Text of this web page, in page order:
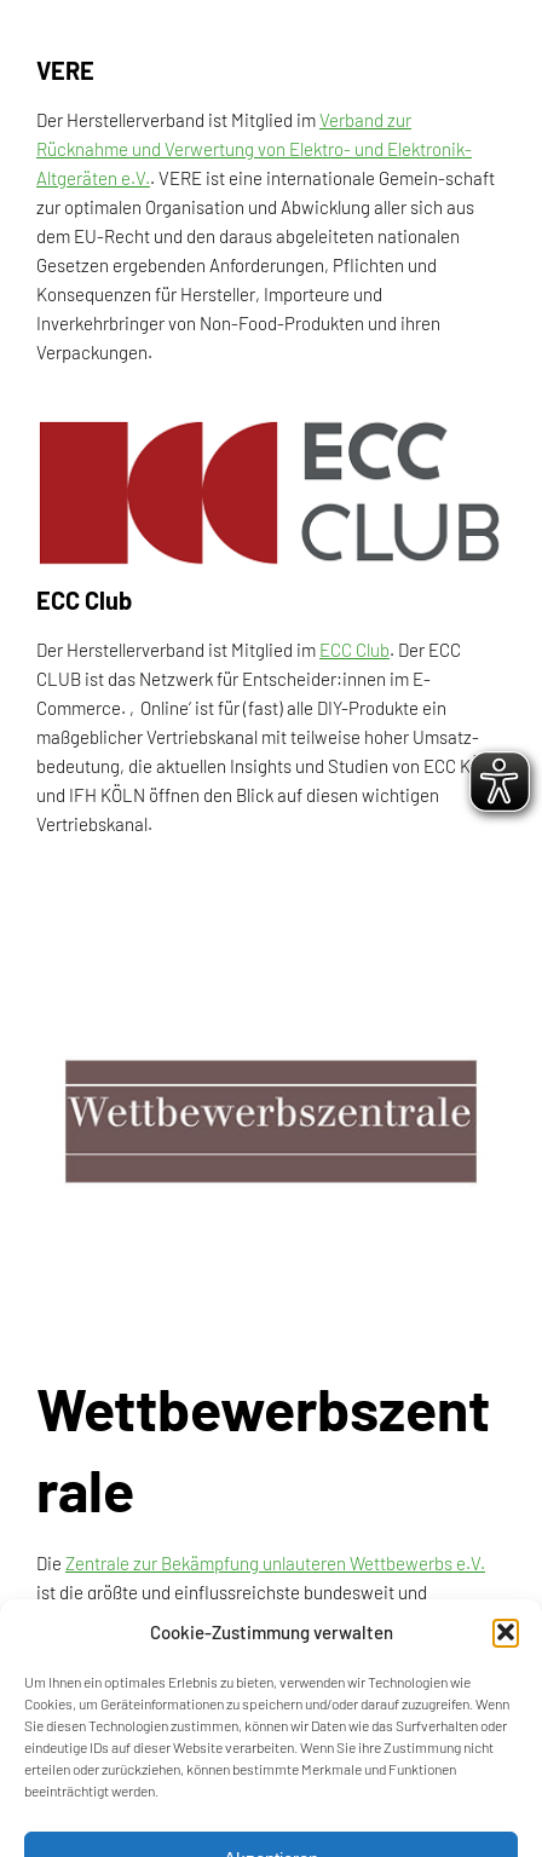
Cookie-Zustimmung verwalten
Um Ihnen ein optimales Erlebnis zu bieten, verwenden wir Technologien wie
Cookies, um Geräteinformationen zu speichern und/oder darauf zuzugreifen. Wenn
Sie diesen Technologien zustimmen, können wir Daten wie das Surfverhalten oder
eindeutige IDs auf dieser Website verarbeiten. Wenn Sie ihre Zustimmung nicht
erteilen oder zurückziehen, können bestimmte Merkmale und Funktionen
beeinträchtigt werden.
VERE
Der Herstellerverband ist Mitglied imVerband zur
Rücknahme und Verwertung von Elektro- und Elektronik-
Altgeräten e.V.. VERE ist eine internationale Gemein-schaft
zur optimalen Organisation und Abwicklung aller sich aus
dem EU-Recht und den daraus abgeleiteten nationalen
Gesetzen ergebenden Anforderungen, Pflichten und
Konsequenzen für Hersteller, Importeure und
Inverkehrbringer von Non-Food-Produkten und ihren
Verpackungen.
ECC Club
Der Herstellerverband ist Mitglied im ECC Club. Der ECC
CLUB ist das Netzwerk für Entscheider:innen im E-
Commerce. ‚Online‘ ist für (fast) alle DIY-Produkte ein
maßgeblicher Vertriebskanal mit teilweise hoher Umsatz-
bedeutung, die aktuellen Insights und Studien von ECC KÖLN
und IFH KÖLN öffnen den Blick auf diesen wichtigen
Vertriebskanal.
Wettbewerbszent
rale
Die Zentrale zur Bekämpfung unlauteren Wettbewerbs e.V.
ist die größte und einflussreichste bundesweit und
grenzüberschreitend tätige Selbstkontrollinstitution zur
Durchsetzung des Rechts gegen den unlauteren
Wettbewerb. Sie bietet den Mitgliedern neben der
Rechtsberatung und Information auch die Rechts-
durchsetzung zur Förderung eines lauteren Geschäfts-
verkehrs und eines fairen wirtschaftlichen Wettbewerbs.
Der Herstellerverband ist Mitglied der Wettbewerbs-zentrale,